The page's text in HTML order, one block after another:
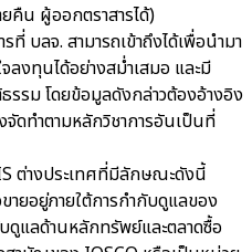
คืน ผู้ออกตราสารได้)
บลจ. สามารถเข้าถึงได้เพื่อนำมา
งทุนได้อย่างสม่ำเสมอ และมี
รรม โดยข้อมูลดังกล่าวต้องอ้างอิง
ดทำตามหลักวิชาการอันเป็นที่
ต่างประเทศที่มีลักษณะดังนี้
ายอยู่ภายใต้การกำกับดูแลของ
ดูแลด้านหลักทรัพย์และตลาดซื้อ